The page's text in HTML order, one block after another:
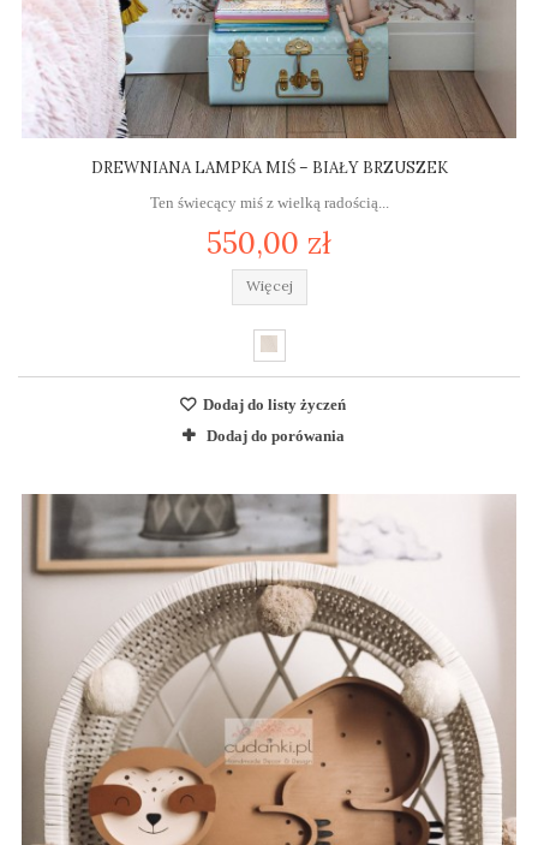
DREWNIANA LAMPKA MIŚ – BIAŁY BRZUSZEK
Ten świecący miś z wielką radością...
550,00 zł
Więcej
Dodaj do listy życzeń
Dodaj do porówania